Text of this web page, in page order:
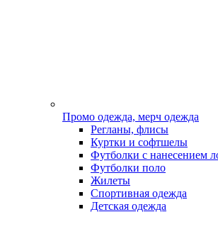
Промо одежда, мерч одежда
Регланы, флисы
Куртки и софтшелы
Футболки с нанесением
Футболки поло
Жилеты
Спортивная одежда
Детская одежда